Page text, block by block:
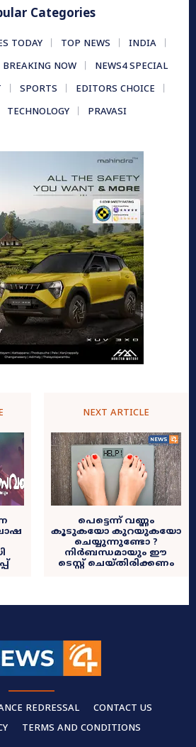
Categories
TODAY TOP NEWS
INDIA
BREAKING NOW
NEWS4 SPECIAL
SPORTS
EDITORS CHOICE
TECHNOLOGY PRAVASI
NEXT ARTICLE
പെട്ടെന്ന് വണ്ണം
കൂടുകയോ കുറയുകയോ
ചെയ്യുന്നുണ്ടോ ?
നിർബന്ധമായും ഈ
ടെസ്റ്റ് ചെയ്തിരിക്കണം
REDRESSAL
CONTACT US
TERMS AND CONDITIONS